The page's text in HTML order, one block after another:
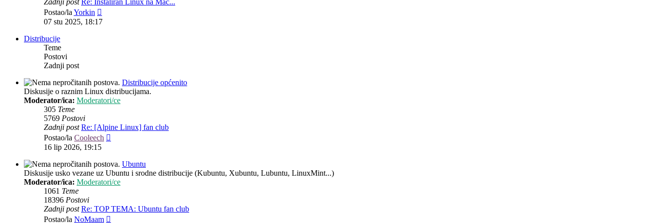
Zadnji post Re: Instaliran Linux na Mac...
Postao/laYorkin
post
07 stu 2025, 18:17
Distribucije
Teme
Postovi
Zadnji post
Distribucije općenito
Diskusije o raznim Linux distribucijama.
Moderator/ica: Moderatori/ce
305 Teme
5769 Postovi
Zadnji post Re: [Alpine Linux] fan club
Postao/la Cooleech
16 lip 2026, 19:15
Ubuntu
Diskusije usko vezane uz Ubuntu i srodne distribucije (Kubuntu, Xubuntu, Lubuntu, LinuxMint...)
Moderator/ica: Moderatori/ce
1061 Teme
18396 Postovi
Zadnji post Re: TOP TEMA: Ubuntu fan club
Postao/la NoMaam